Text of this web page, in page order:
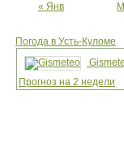
« Янв
Погода в Усть-Куломе
Прогноз на 2 недели